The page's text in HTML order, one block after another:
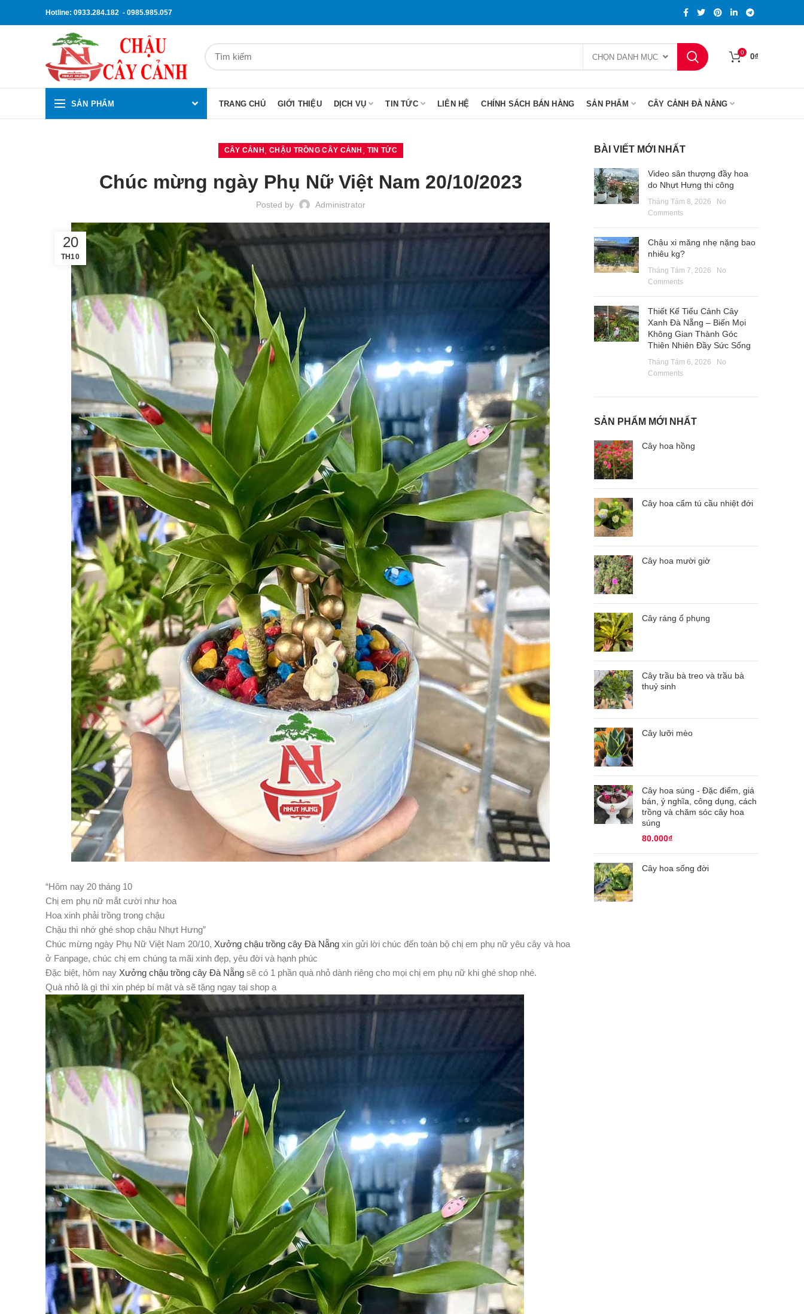
Hotline: 0933.284.182 - 0985.985.057
CHỌN DANH MỤC
0 0₫
SẢN PHẨM TRANG CHỦ GIỚI THIỆU DỊCH VỤ TIN TỨC LIÊN HỆ CHÍNH SÁCH BÁN HÀNG SẢN PHẨM CÂY CẢNH ĐÀ NẴNG
CÂY CẢNH ,CHẬU TRỒNG CÂY CẢNH TIN TỨC
Chúc mừng ngày Phụ Nữ Việt Nam 20/10/2023
Posted by Administrator
20
TH10
“Hôm nay 20 tháng 10
Chị em phụ nữ mắt cười như hoa
Hoa xinh phải trồng trong chậu
Chậu thì nhớ ghé shop chậu Nhựt Hưng”
Chúc mừng ngày Phụ Nữ Việt Nam 20/10, Xưởng chậu trồng cây Đà Nẵng xin gửi lời chúc đến toàn bộ chị em phụ nữ yêu cây và hoa
ở Fanpage, chúc chị em chúng ta mãi xinh đẹp, yêu đời và hạnh phúc
Đặc biệt, hôm nay Xưởng chậu trồng cây Đà Nẵng sẽ có 1 phần quà nhỏ dành riêng cho mọi chị em phụ nữ khi ghé shop nhé.
Quà nhỏ là gì thì xin phép bí mật và sẽ tặng ngay tại shop ạ
BÀI VIẾT MỚI NHẤT
Video sân thượng đầy hoa
do Nhựt Hưng thi công
Tháng Tám 8, 2026
No
Comments
Chậu xi măng nhẹ nặng bao
nhiêu kg?
Tháng Tám 7, 2026
No
Comments
Thiết Kế Tiểu Cảnh Cây
Xanh Đà Nẵng – Biến Mọi
Không Gian Thành Góc
Thiên Nhiên Đầy Sức Sống
Tháng Tám 6, 2026
No
Comments
SẢN PHẨM MỚI NHẤT
Cây hoa hồng
Cây hoa cẩm tú cầu nhiệt đới
Cây hoa mười giờ
Cây ráng ổ phụng
Cây trầu bà treo và trầu bà
thuỷ sinh
Cây lưỡi mèo
Cây hoa súng - Đặc điểm, giá
bán, ý nghĩa, công dụng, cách
trồng và chăm sóc cây hoa
súng
80.000₫
Cây hoa sống đời